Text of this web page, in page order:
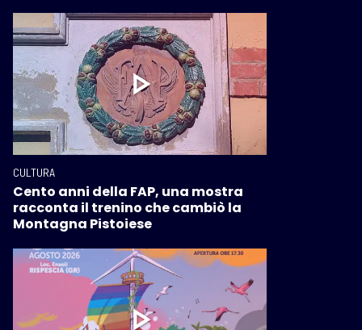
CULTURA
Cento anni della FAP, una mostra
racconta il trenino che cambiò la
Montagna Pistoiese